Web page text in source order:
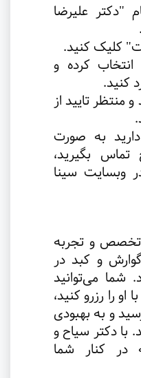
علیرضا
کلیک کنید.
کرده و
کنید.
منتظر تایید از
به صورت
تماس بگیرید،
وبسایت سینا
تخصص و تجربه
و کبد در
شما می‌توانید
را رزرو کنید،
و به بهبودی
با دکتر سیاح و
کنار شما